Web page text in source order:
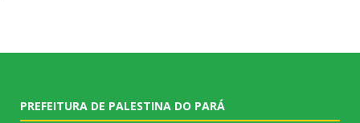
PREFEITURA DE PALESTINA DO PARÁ